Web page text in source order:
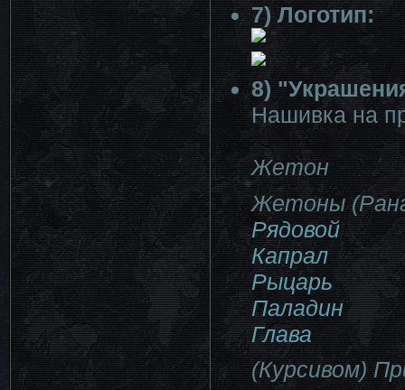
7) Логотип:
8)
Нашивка на
Жетон
Жетоны
Рядовой
Капрал
Рыцарь
Паладин
Глава
(Курсивом)